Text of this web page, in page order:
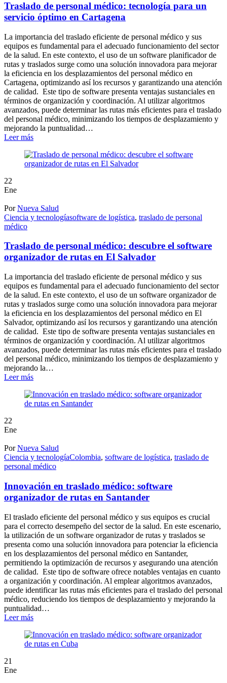
Traslado de personal médico: tecnología para un
servicio óptimo en Cartagena
La importancia del traslado eficiente de personal médico y sus
equipos es fundamental para el adecuado funcionamiento del sector
de la salud. En este contexto, el uso de un software planificador de
rutas y traslados surge como una solución innovadora para mejorar
la eficiencia en los desplazamientos del personal médico en
Cartagena, optimizando así los recursos y garantizando una atención
de calidad. Este tipo de software presenta ventajas sustanciales en
términos de organización y coordinación. Al utilizar algoritmos
avanzados, puede determinar las rutas más eficientes para el traslado
del personal médico, minimizando los tiempos de desplazamiento y
mejorando la puntualidad…
Leer más
22
Ene
PorNueva Salud
Ciencia y tecnologíasoftware de logística, traslado de personal
médico
Traslado de personal médico: descubre el software
organizador de rutas en El Salvador
La importancia del traslado eficiente de personal médico y sus
equipos es fundamental para el adecuado funcionamiento del sector
de la salud. En este contexto, el uso de un software organizador de
rutas y traslados surge como una solución innovadora para mejorar
la eficiencia en los desplazamientos del personal médico en El
Salvador, optimizando así los recursos y garantizando una atención
de calidad. Este tipo de software presenta ventajas sustanciales en
términos de organización y coordinación. Al utilizar algoritmos
avanzados, puede determinar las rutas más eficientes para el traslado
del personal médico, minimizando los tiempos de desplazamiento y
mejorando la…
Leer más
22
Ene
PorNueva Salud
Ciencia y tecnologíaColombia, software de logística, traslado de
personal médico
Innovación en traslado médico: software
organizador de rutas en Santander
El traslado eficiente del personal médico y sus equipos es crucial
para el correcto desempeño del sector de la salud. En este escenario,
la utilización de un software organizador de rutas y traslados se
presenta como una solución innovadora para potenciar la eficiencia
en los desplazamientos del personal médico en Santander,
permitiendo la optimización de recursos y asegurando una atención
de calidad. Este tipo de software ofrece notables ventajas en cuanto
a organización y coordinación. Al emplear algoritmos avanzados,
puede identificar las rutas más eficientes para el traslado del personal
médico, reduciendo los tiempos de desplazamiento y mejorando la
puntualidad…
Leer más
21
Ene